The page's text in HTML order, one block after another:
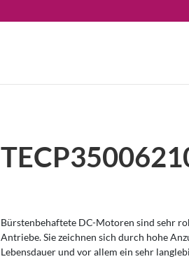
Bürstenbehaftete DC-Motoren sind sehr
Antriebe. Sie zeichnen sich durch hohe
Lebensdauer und vor allem ein sehr